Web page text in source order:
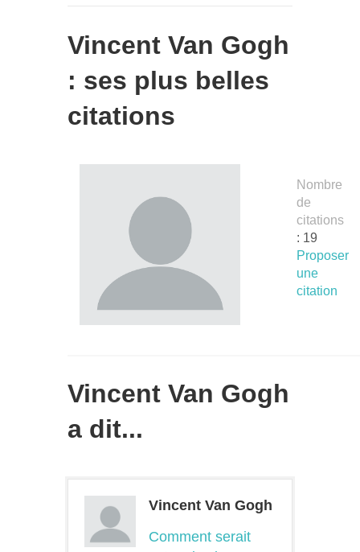
Vincent Van Gogh
: ses plus belles
citations
Nombre
de
citations
: 19
Proposer
une
citation
Vincent Van Gogh
a dit...
Vincent Van Gogh
Comment serait